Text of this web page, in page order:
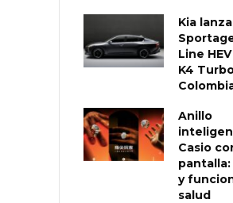
Kia
Line
K4
Anillo
Casio
y
salud